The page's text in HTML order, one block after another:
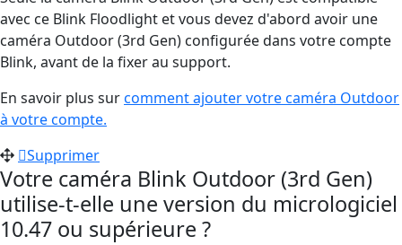
avec ce Blink Floodlight et vous devez d'abord avoir une
caméra Outdoor (3rd Gen) configurée dans votre compte
Blink, avant de la fixer au support.
En savoir plus surcomment ajouter votre caméra Outdoor
à votre compte.
Supprimer
Votre caméra Blink Outdoor (3rd Gen)
utilise-t-elle une version du micrologiciel
10.47 ou supérieure ?